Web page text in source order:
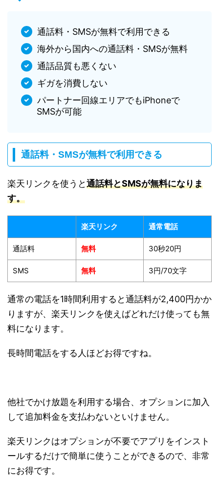
通話料・SMSが無料で利用できる
海外から国内への通話料・SMSが無料
通話品質も悪くない
ギガを消費しない
パートナー回線エリアでもiPhoneで
SMSが可能
通話料・SMSが無料で利用できる
楽天リンクを使うと通話料とSMSが無料になりま
す。
楽天リンク 通常電話
通話料 無料 30秒20円
SMS 無料 3円/70文字
通常の電話を1時間利用すると通話料が2,400円かか
りますが、楽天リンクを使えばどれだけ使っても無
料になります。
長時間電話をする人ほどお得ですね。
他社でかけ放題を利用する場合、オプションに加入
して追加料金を支払わないといけません。
楽天リンクはオプションが不要でアプリをインスト
ールするだけで簡単に使うことができるので、非常
にお得です。